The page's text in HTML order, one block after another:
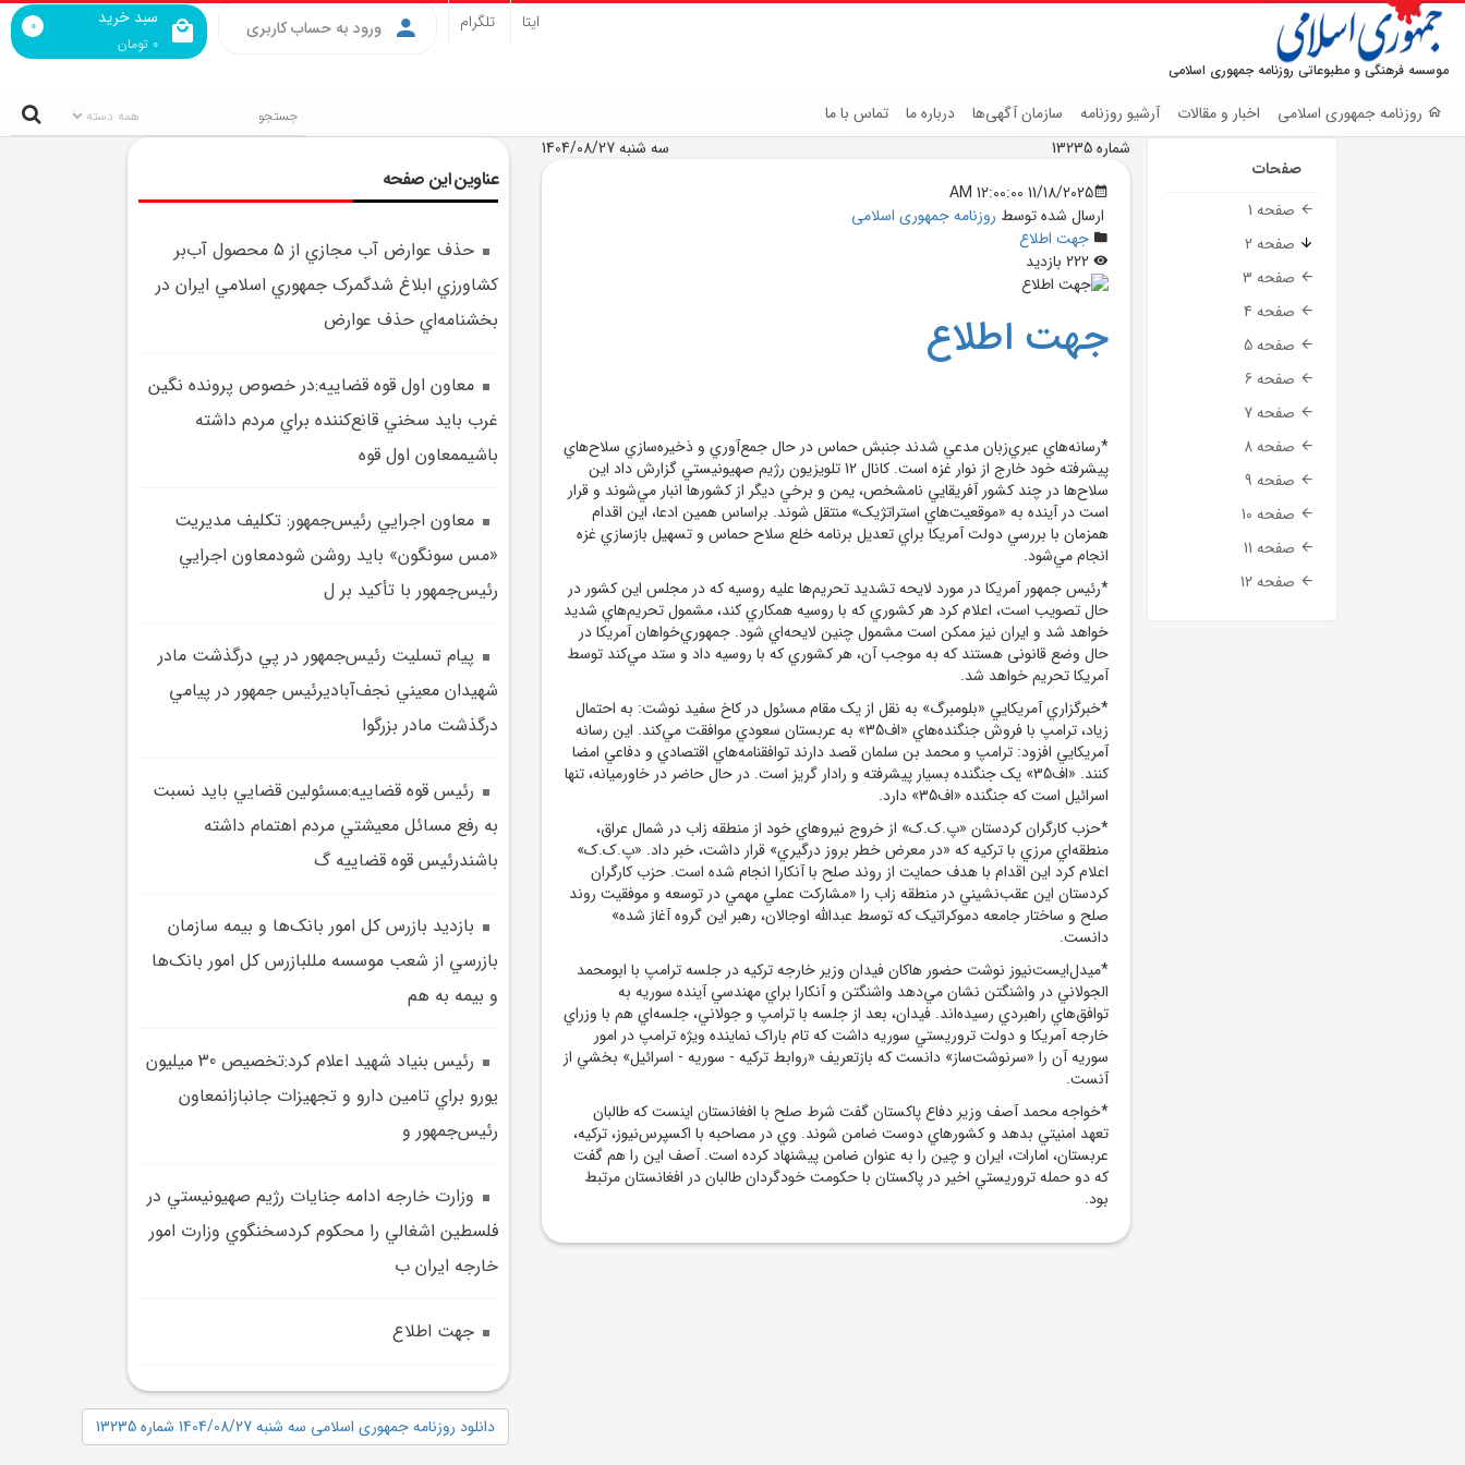
موسسه فرهنگی و مطبوعاتی روزنامه جمهوری اسلامی
سبد خرید
0 تومان
0 ورود به حساب کاربری ایتا تلگرام
روزنامه جمهوری اسلامی اخبار و مقالات آرشیو روزنامه سازمان آگهی‌ها درباره ما تماس با ما
صفحات
صفحه 1
صفحه 2
صفحه 3
صفحه 4
صفحه 5
صفحه 6
صفحه 7
صفحه 8
صفحه 9
صفحه 10
صفحه 11
صفحه 12
شماره 13235
سه شنبه 1404/08/27
11/18/2025 12:00:00 AM
ارسال شده توسط روزنامه جمهوری اسلامی
جهت اطلاع
جهت اطلاع
*رسانه‌هاي عبري‌زبان مدعي شدند جنبش حماس در حال جمع‌آوري و ذخيره‌سازي سلاح‌هاي
پيشرفته خود خارج از نوار غزه است. کانال 12 تلويزيون رژيم صهيونيستي گزارش داد اين
سلاح‌ها در چند کشور آفريقايي نامشخص، يمن و برخي ديگر از کشورها انبار مي‌شوند و قرار
است در آينده به «موقعيت‌هاي استراتژيک» منتقل شوند. براساس همين ادعا، اين اقدام
همزمان با بررسي دولت آمريکا براي تعديل برنامه خلع سلاح حماس و تسهيل بازسازي غزه
انجام مي‌شود.
*رئيس جمهور آمريکا در مورد لايحه تشديد تحريم‌ها عليه روسيه که در مجلس اين کشور در
حال تصويب است، اعلام کرد هر کشوري که با روسيه همکاري کند، مشمول تحريم‌هاي شديد
خواهد شد و ايران نيز ممکن است مشمول چنين لايحه‌اي‌ شود. جمهوري‌خواهان آمريکا در
حال وضع قانونی هستند که به موجب آن، هر کشوري که با روسيه داد و ستد مي‌کند توسط
آمريکا تحريم خواهد شد.
*خبرگزاري آمريکايي «بلومبرگ» به نقل از يک مقام مسئول در کاخ سفيد نوشت: به احتمال
زياد، ترامپ با فروش جنگنده‌هاي «اف35» به عربستان سعودي موافقت مي‌کند. اين رسانه
آمريکايي افزود: ترامپ و محمد بن سلمان قصد دارند توافقنامه‌هاي اقتصادي و دفاعي امضا
کنند. «اف35» يک جنگنده بسيار پيشرفته و رادار گريز است. در حال حاضر در خاورميانه، تنها
اسرائيل است که جنگنده «اف35» دارد.
*حزب کارگران کردستان «پ.ک.ک» از خروج نيروهاي خود از منطقه زاب در شمال عراق،
منطقه‌اي مرزي با ترکيه که «در معرض خطر بروز درگيري» قرار داشت، خبر داد. «پ.ک.ک»
اعلام کرد اين اقدام با هدف حمايت از روند صلح با آنکارا انجام شده است. حزب کارگران
کردستان اين عقب‌نشيني در منطقه زاب را «مشارکت عملي مهمي در توسعه و موفقيت روند
صلح و ساختار جامعه دموکراتيک که توسط عبدالله اوجالان، رهبر اين گروه آغاز شده»
دانست.
*ميدل‌ايست‌نيوز نوشت حضور هاکان فيدان وزير خارجه ترکيه در جلسه ترامپ با ابومحمد
الجولاني در واشنگتن نشان مي‌دهد واشنگتن و آنکارا براي مهندسي آينده سوريه به
توافق‌هاي راهبردي رسيده‌اند. فيدان، بعد از جلسه با ترامپ و جولاني، جلسه‌اي هم با وزراي
خارجه آمريکا و دولت تروريستي سوريه داشت که تام باراک نماينده ويژه ترامپ در امور
سوريه آن را «سرنوشت‌ساز» دانست که بازتعريف «روابط ترکيه - سوريه - اسرائيل» بخشي از
آنست.
*خواجه محمد آصف وزير دفاع پاکستان گفت شرط صلح با افغانستان اينست که طالبان
تعهد امنيتي بدهد و کشورهاي دوست ضامن شوند. وي در مصاحبه با اکسپرس‌نيوز، ترکيه،
عربستان، امارات، ايران و چين را به عنوان ضامن پيشنهاد کرده است. آصف اين را هم گفت
که دو حمله تروريستي اخير در پاکستان با حکومت خودگردان طالبان در افغانستان مرتبط
بود.
عناوین این صفحه
حذف عوارض آب مجازي از 5 محصول آب‌بر
کشاورزي ابلاغ شدگمرک جمهوري اسلامي ايران در
بخشنامه‌اي حذف عوارض
معاون اول قوه قضاييه:در خصوص پرونده نگين
غرب بايد سخني قانع‌کننده براي مردم داشته
باشيممعاون اول قوه
معاون اجرايي رئيس‌جمهور: تکليف مديريت
«مس سونگون» بايد روشن شودمعاون اجرايي
رئيس‌جمهور با تأکيد بر ل
پيام تسليت رئيس‌جمهور در پي درگذشت مادر
شهيدان معيني نجف‌آباديرئيس جمهور در پيامي
درگذشت مادر بزرگوا
رئيس قوه قضاييه:مسئولين قضايي بايد نسبت
به رفع مسائل معيشتي مردم اهتمام داشته
باشندرئيس قوه قضاييه گ
بازديد بازرس کل امور بانک‌ها و بيمه سازمان
بازرسي از شعب موسسه مللبازرس کل امور بانک‌ها
و بيمه به هم
رئيس بنياد شهيد اعلام کرد:تخصيص 30 ميليون
يورو براي تامين دارو و تجهيزات جانبازانمعاون
رئيس‌جمهور و
وزارت خارجه ادامه جنايات رژيم صهيونيستي در
فلسطين اشغالي را محکوم کردسخنگوي وزارت امور
خارجه ايران ب
جهت اطلاع
دانلود روزنامه جمهوری اسلامی سه شنبه 1404/08/27 شماره 13235